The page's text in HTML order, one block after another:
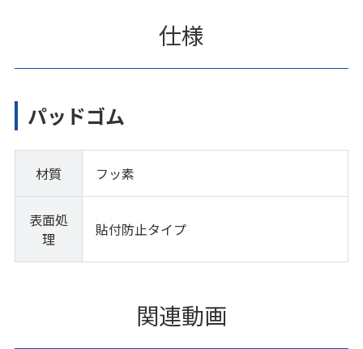
仕様
パッドゴム
材質 フッ素
表面処
理
貼付防止タイプ
関連動画